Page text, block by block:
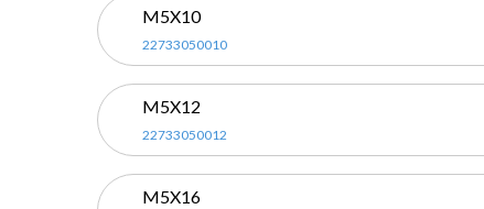
M5X10
22733050010
M5X12
22733050012
M5X16